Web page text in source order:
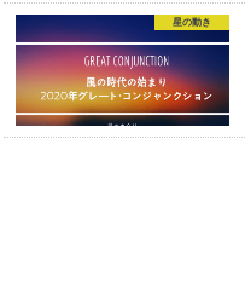
星の動き